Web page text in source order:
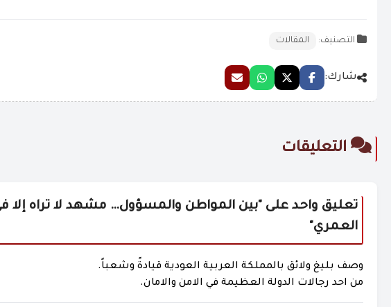
التصنيف: المقالات
شارك:
التعليقات
تعليق واحد على "بين المواطن والمسؤول… مشهد لا تراه
العمري"
وصف بليغ ولائق بالمملكة العربية العودية قيادةً وشعباً.
من احد رجالات الدولة العظيمة في الامن والامان.